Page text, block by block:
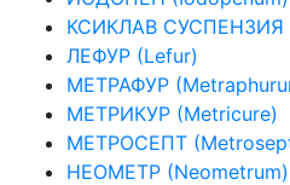
КСИКЛАВ СУСПЕНЗИЯ
ЛЕФУР (Lefur)
МЕТРАФУР
МЕТРИКУР (Metricure)
МЕТРОСЕПТ
НЕОМЕТР (Neometrum)